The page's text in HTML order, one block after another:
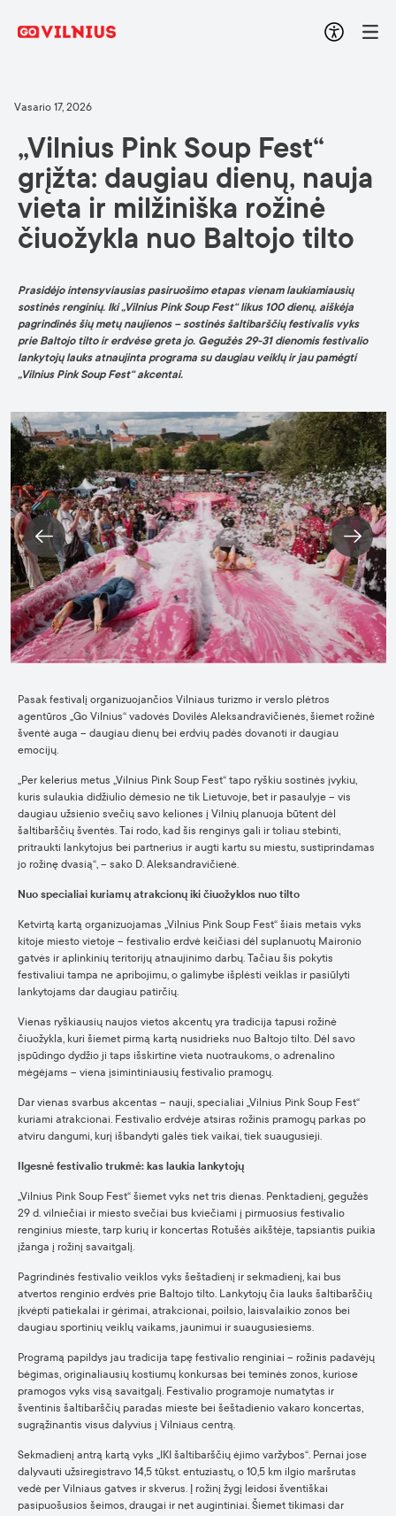
Vasario 17, 2026
„Vilnius Pink Soup Fest“
grįžta: daugiau dienų, nauja
vieta ir milžiniška rožinė
čiuožykla nuo Baltojo tilto
Prasidėjo intensyviausias pasiruošimo etapas vienam laukiamiausių
sostinės renginių. Iki „Vilnius Pink Soup Fest“ likus 100 dienų, aiškėja
pagrindinės šių metų naujienos – sostinės šaltibarščių festivalis vyks
prie Baltojo tilto ir erdvėse greta jo. Gegužės 29-31 dienomis festivalio
lankytojų lauks atnaujinta programa su daugiau veiklų ir jau pamėgti
„Vilnius Pink Soup Fest“ akcentai.
Pasak festivalį organizuojančios Vilniaus turizmo ir verslo plėtros
agentūros „Go Vilnius“ vadovės Dovilės Aleksandravičienės, šiemet rožinė
šventė auga – daugiau dienų bei erdvių padės dovanoti ir daugiau
emocijų.
„Per kelerius metus „Vilnius Pink Soup Fest“ tapo ryškiu sostinės įvykiu,
kuris sulaukia didžiulio dėmesio ne tik Lietuvoje, bet ir pasaulyje – vis
daugiau užsienio svečių savo keliones į Vilnių planuoja būtent dėl
šaltibarščių šventės. Tai rodo, kad šis renginys gali ir toliau stebinti,
pritraukti lankytojus bei partnerius ir augti kartu su miestu, sustiprindamas
jo rožinę dvasią“, – sako D. Aleksandravičienė.
Nuo specialiai kuriamų atrakcionų iki čiuožyklos nuo tilto
Ketvirtą kartą organizuojamas „Vilnius Pink Soup Fest“ šiais metais vyks
kitoje miesto vietoje – festivalio erdvė keičiasi dėl suplanuotų Maironio
gatvės ir aplinkinių teritorijų atnaujinimo darbų. Tačiau šis pokytis
festivaliui tampa ne apribojimu, o galimybe išplėsti veiklas ir pasiūlyti
lankytojams dar daugiau patirčių.
Vienas ryškiausių naujos vietos akcentų yra tradicija tapusi rožinė
čiuožykla, kuri šiemet pirmą kartą nusidrieks nuo Baltojo tilto. Dėl savo
įspūdingo dydžio ji taps išskirtine vieta nuotraukoms, o adrenalino
mėgėjams – viena įsimintiniausių festivalio pramogų.
Dar vienas svarbus akcentas – nauji, specialiai „Vilnius Pink Soup Fest“
kuriami atrakcionai. Festivalio erdvėje atsiras rožinis pramogų parkas po
atviru dangumi, kurį išbandyti galės tiek vaikai, tiek suaugusieji.
Ilgesnė festivalio trukmė: kas laukia lankytojų
„Vilnius Pink Soup Fest“ šiemet vyks net tris dienas. Penktadienį, gegužės
29 d. vilniečiai ir miesto svečiai bus kviečiami į pirmuosius festivalio
renginius mieste, tarp kurių ir koncertas Rotušės aikštėje, tapsiantis puikia
įžanga į rožinį savaitgalį.
Pagrindinės festivalio veiklos vyks šeštadienį ir sekmadienį, kai bus
atvertos renginio erdvės prie Baltojo tilto. Lankytojų čia lauks šaltibarščių
įkvėpti patiekalai ir gėrimai, atrakcionai, poilsio, laisvalaikio zonos bei
daugiau sportinių veiklų vaikams, jaunimui ir suaugusiesiems.
Programą papildys jau tradicija tapę festivalio renginiai – rožinis padavėjų
bėgimas, originaliausių kostiumų konkursas bei teminės zonos, kuriose
pramogos vyks visą savaitgalį. Festivalio programoje numatytas ir
šventinis šaltibarščių paradas mieste bei šeštadienio vakaro koncertas,
sugrąžinantis visus dalyvius į Vilniaus centrą.
Sekmadienį antrą kartą vyks „IKI šaltibarščių ėjimo varžybos“. Pernai jose
dalyvauti užsiregistravo 14,5 tūkst. entuziastų, o 10,5 km ilgio maršrutas
vedė per Vilniaus gatves ir skverus. Į rožinį žygį leidosi šventiškai
pasipuošusios šeimos, draugai ir net augintiniai. Šiemet tikimasi dar